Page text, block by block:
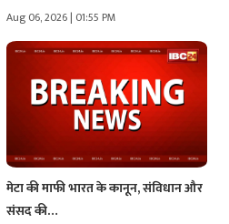
Aug 06, 2026 | 01:55 PM
मेटा की माफी भारत के कानून, संविधान और
संसद की…